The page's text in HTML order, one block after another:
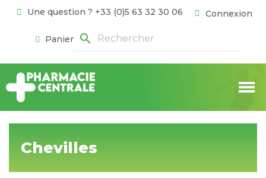
Une question ? +33 (0)5 63 32 30 06 Connexion
Panier search
Chevilles